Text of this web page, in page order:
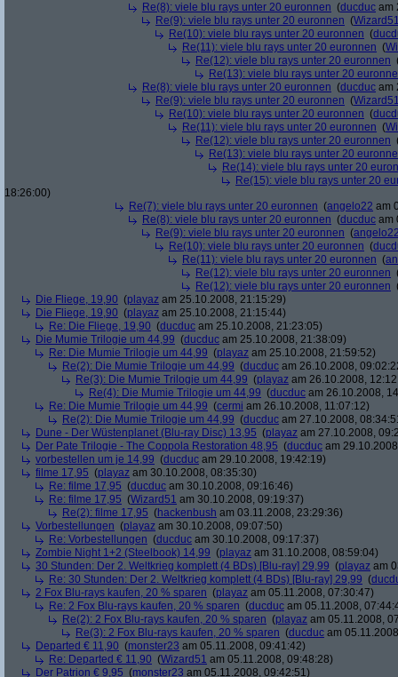
Re(8): viele blu rays unter 20 euronnen (ducduc am
Re(9): viele blu rays unter 20 euronnen (
Re(10): viele blu rays unter 20 euronnen (
Re(11): viele blu rays unter 20 euronnen (
Re(12): viele blu rays unter 20 euronnen
Re(13): viele blu rays unter 20
Re(8): viele blu rays unter 20 euronnen (ducduc am
Re(9): viele blu rays unter 20 euronnen (
Re(10): viele blu rays unter 20 euronnen (
Re(11): viele blu rays unter 20 euronnen (
Re(12): viele blu rays unter 20 euronnen
Re(13): viele blu rays unter 20
Re(14): viele blu rays unter 20
Re(15): viele blu rays unter 20
18:26:00)
Re(7): viele blu rays unter 20 euronnen (angelo22 am
Re(8): viele blu rays unter 20 euronnen (ducduc am
Re(9): viele blu rays unter 20 euronnen (
Re(10): viele blu rays unter 20 euronnen (
Re(11): viele blu rays unter 20 euronnen (
Re(12): viele blu rays unter 20 euronnen
Re(12): viele blu rays unter 20 euronnen
Die Fliege, 19,90 (playaz am 25.10.2008, 21:15:29)
Die Fliege, 19,90 (playaz am 25.10.2008, 21:15:44)
Re: Die Fliege, 19,90 (ducduc am 25.10.2008, 21:23:05)
Die Mumie Trilogie um 44,99 (ducduc am 25.10.2008, 21:38:09)
Re: Die Mumie Trilogie um 44,99 (playaz am 25.10.2008, 21:59:52)
Re(2): Die Mumie Trilogie um 44,99 (ducduc am 26.10.2008,
Re(3): Die Mumie Trilogie um 44,99 (playaz am 26.10.2008,
Re(4): Die Mumie Trilogie um 44,99 (ducduc am 26.10.2008,
Re: Die Mumie Trilogie um 44,99 (cermi am 26.10.2008, 11:07:12)
Re(2): Die Mumie Trilogie um 44,99 (ducduc am 27.10.2008,
Dune - Der Wüstenplanet (Blu-ray Disc) 13,95 (playaz am 27.10.2008,
Der Pate Trilogie - The Coppola Restoration 48,95 (ducduc am
vorbestellen um je 14,99 (ducduc am 29.10.2008, 19:42:19)
filme 17,95 (playaz am 30.10.2008, 08:35:30)
Re: filme 17,95 (ducduc am 30.10.2008, 09:16:46)
Re: filme 17,95 (Wizard51 am 30.10.2008, 09:19:37)
Re(2): filme 17,95 (hackenbush am 03.11.2008, 23:29:36)
Vorbestellungen (playaz am 30.10.2008, 09:07:50)
Re: Vorbestellungen (ducduc am 30.10.2008, 09:17:37)
Zombie Night 1+2 (Steelbook) 14,99 (playaz am 31.10.2008, 08:59:04)
30 Stunden: Der 2. Weltkrieg komplett (4 BDs) [Blu-ray] 29,99 (playaz am
Re: 30 Stunden: Der 2. Weltkrieg komplett (4 BDs) [Blu-ray] 29,99 (
2 Fox Blu-rays kaufen, 20 % sparen (playaz am 05.11.2008, 07:30:47)
Re: 2 Fox Blu-rays kaufen, 20 % sparen (ducduc am 05.11.2008,
Re(2): 2 Fox Blu-rays kaufen, 20 % sparen (playaz am 05.11.2008,
Re(3): 2 Fox Blu-rays kaufen, 20 % sparen (ducduc am
Departed € 11,90 (monster23 am 05.11.2008, 09:41:42)
Re: Departed € 11,90 (Wizard51 am 05.11.2008, 09:48:28)
Der Patrion € 9,95 (monster23 am 05.11.2008, 09:42:51)